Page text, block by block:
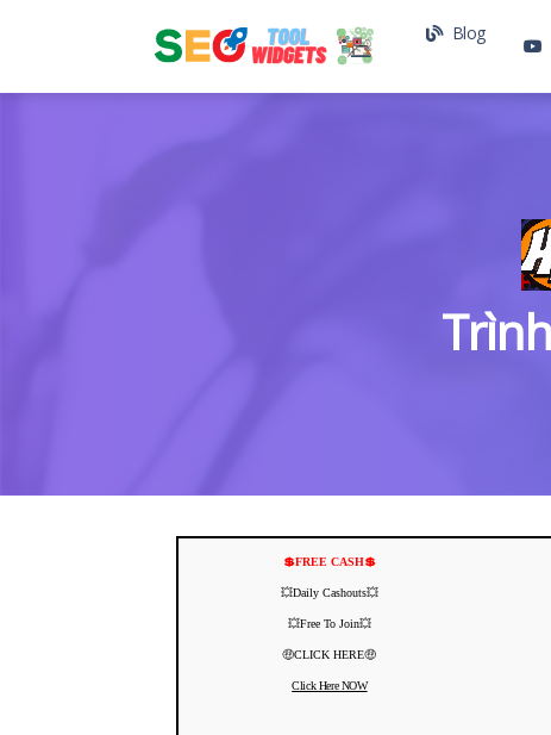
Blog
💲FREE CASH💲
💥Daily Cashouts💥
💥Free To Join💥
🤑CLICK HERE🤑
Click Here NOW